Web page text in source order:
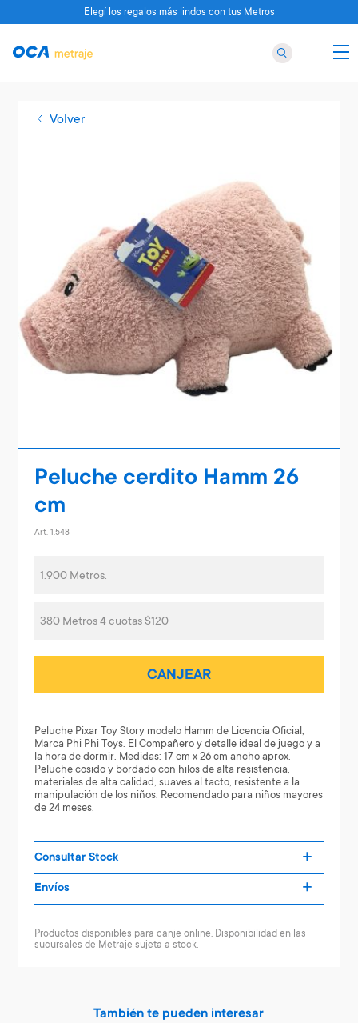
Volver
Peluche cerdito Hamm 26
cm
Art. 1.548
1.900 Metros.
380 Metros 4 cuotas $120
CANJEAR
Peluche Pixar Toy Story modelo Hamm de Licencia Oficial,
Marca Phi Phi Toys. El Compañero y detalle ideal de juego y a
la hora de dormir. Medidas: 17 cm x 26 cm ancho aprox.
Peluche cosido y bordado con hilos de alta resistencia,
materiales de alta calidad, suaves al tacto, resistente a la
manipulación de los niños. Recomendado para niños mayores
de 24 meses.
Consultar Stock
Envíos
Productos disponibles para canje online. Disponibilidad en las
sucursales de Metraje sujeta a stock.
También te pueden interesar
Elegí los regalos más lindos con tus Metros